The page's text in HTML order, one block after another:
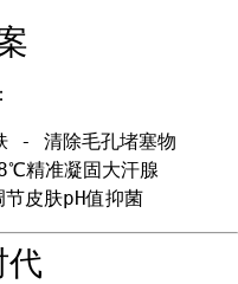
皮肤pH值抑菌
代